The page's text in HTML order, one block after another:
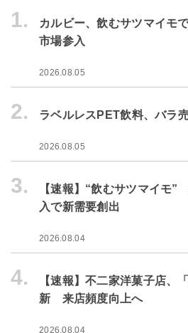
1.
カルビー、飲むサツマイモ
市場参入
2026.08.05
2. ラベルレスPET飲料、バラ
2026.08.05
3.
【速報】“飲むサツマイモ
入で新需要創出
2026.08.04
4.
【速報】不二家洋菓子店、
新 来店頻度向上へ
2026.08.04